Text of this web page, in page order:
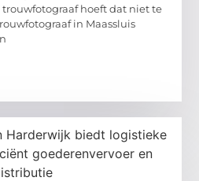
hoeft dat niet te
in Maassluis